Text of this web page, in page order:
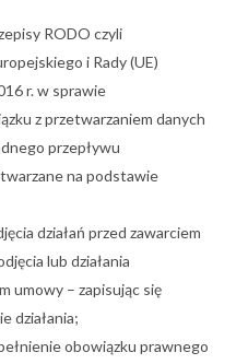
RODO czyli
i Rady (UE)
r. w sprawie
z przetwarzaniem danych
przepływu
na podstawie
działań przed zawarciem
lub działania
umowy – zapisując się
działania;
obowiązku prawnego